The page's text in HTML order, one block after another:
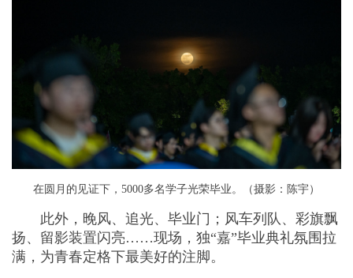
在圆月的见证下，5000多名学子光荣毕业。（摄影：陈宇）
此外，晚风、追光、毕业门；风车列队、彩旗飘
扬、留影装置闪亮……现场，独“嘉”毕业典礼氛围拉
满，为青春定格下最美好的注脚。